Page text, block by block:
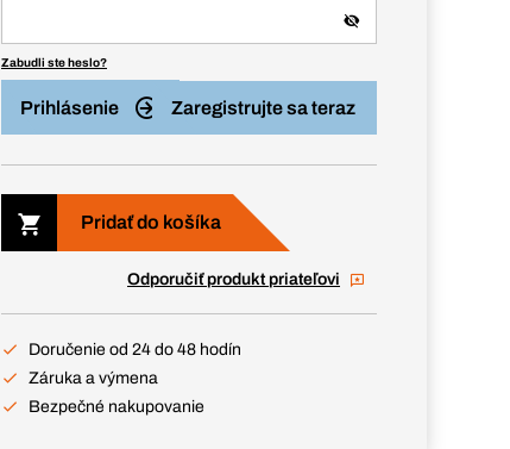
Zabudli ste heslo?
Prihlásenie Zaregistrujte sa teraz
Pridať do košíka
Odporučiť produkt priateľovi
Doručenie od 24 do 48 hodín
Záruka a výmena
Bezpečné nakupovanie